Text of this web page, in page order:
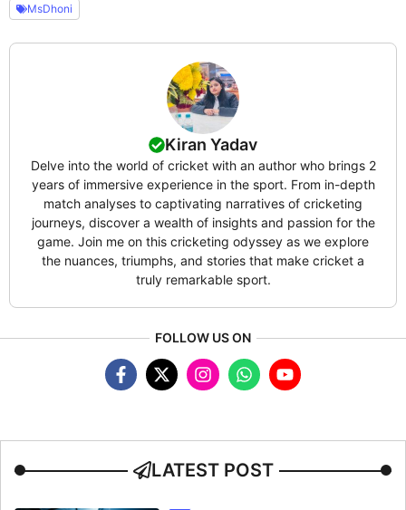
MsDhoni
Kiran Yadav
Delve into the world of cricket with an author who brings 2
years of immersive experience in the sport. From in-depth
match analyses to captivating narratives of cricketing
journeys, discover a wealth of insights and passion for the
game. Join me on this cricketing odyssey as we explore
the nuances, triumphs, and stories that make cricket a
truly remarkable sport.
FOLLOW US ON
LATEST POST